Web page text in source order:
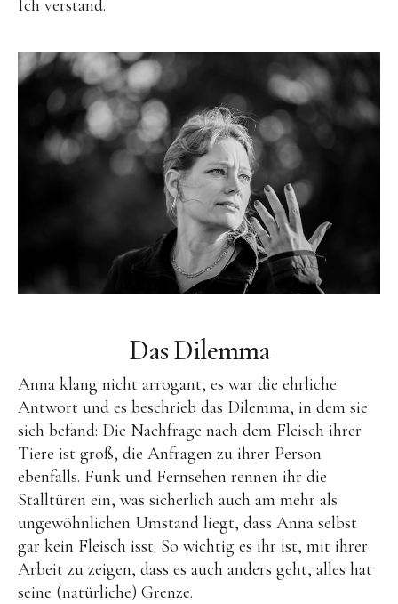
Ich verstand.
Das Dilemma
Anna klang nicht arrogant, es war die ehrliche
Antwort und es beschrieb das Dilemma, in dem sie
sich befand: Die Nachfrage nach dem Fleisch ihrer
Tiere ist groß, die Anfragen zu ihrer Person
ebenfalls. Funk und Fernsehen rennen ihr die
Stalltüren ein, was sicherlich auch am mehr als
ungewöhnlichen Umstand liegt, dass Anna selbst
gar kein Fleisch isst. So wichtig es ihr ist, mit ihrer
Arbeit zu zeigen, dass es auch anders geht, alles hat
seine (natürliche) Grenze.